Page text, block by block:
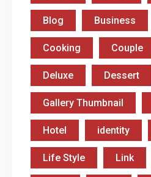
Blog Business
Cooking Couple
Deluxe Dessert
Gallery Thumbnail
Hotel identity
Life Style Link